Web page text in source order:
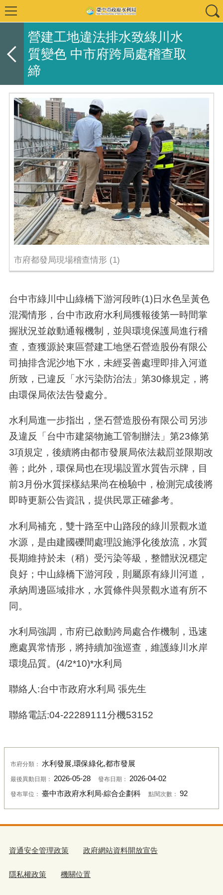
營建工地違法排水致綠川水
質變色 中市府跨局處稽查取
締
市府都發局現場稽查情形 (1)
台中市綠川中山綠橋下游河段昨(1)日水色呈黃色
混濁情形，台中市政府水利局獲報後第一時間掌
握狀況並啟動通報機制，並與環境保護局進行稽
查，查獲源於東區營建工地堡石營造股份有限公
司抽排含泥沙地下水，未經妥善處理即排入河道
所致，已違反「水污染防治法」第30條規定，將
由環保局依法告發處分。
水利局進一步指出，堡石營造股份有限公司另涉
及違反「台中市建築物施工管制辦法」第23條第
3項規定，後續將由都市發展局依法裁罰並限期改
善；此外，環保局也在現場設置水質告示牌，目
前3月份水質採樣結果尚在檢驗中，檢測完成後將
即時更新公告資訊，提供民眾正確參考。
水利局補充，雙十路至中山路段的綠川景觀水道
水源，是由建國礫間處理設施淨化後放流，水質
長期維持於未（稍）受污染等級，整體狀況穩定
良好；中山綠橋下游河段，則屬原有綠川河道，
承納周邊區域排水，水質條件與景觀水道有所不
同。
水利局強調，市府已啟動跨局處合作機制，迅速
應處異常情形，將持續加強巡查，維護綠川水岸
環境品質。(4/2*10)*水利局
聯絡人:台中市政府水利局 張先生
聯絡電話:04-22289111分機53152
市府分類： 水利發展,環保綠化,都市發展
最後異動日期： 2026-05-28 發布日期： 2026-04-02
發布單位： 臺中市政府水利局‧綜合企劃科 點閱次數： 92
資通安全管理政策 政府網站資料開放宣告
隱私權政策 機關位置